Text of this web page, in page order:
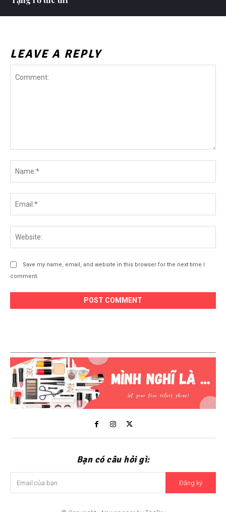
LEAVE A REPLY
Save my name, email, and website in this browser for the next time I
comment.
Bạn có câu hỏi gì:
Đăng ký